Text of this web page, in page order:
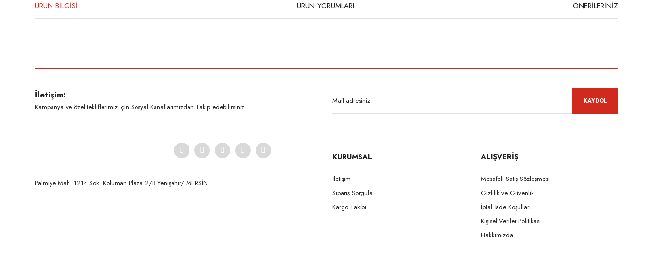
ÜRÜN BİLGİSİ ÜRÜN YORUMLARI ÖNERİLERİNİZ
Ürün açıklamasında eksik bilgiler bulunuyor.
Ürün bilgilerinde hatalar bulunuyor.
İletişim:
Kampanya ve özel tekliflerimiz için Sosyal Kanallarımızdan Takip edebilirsiniz
KAYDOL
Palmiye Mah. 1214 Sok. Koluman Plaza 2/B Yenişehir/ MERSİN.ㅤㅤㅤㅤㅤㅤㅤㅤㅤㅤㅤㅤㅤㅤㅤㅤㅤㅤㅤㅤㅤㅤㅤㅤㅤㅤㅤㅤㅤㅤㅤㅤㅤㅤㅤ ㅤㅤㅤㅤㅤㅤㅤㅤㅤㅤ
KURUMSAL
İletişim
Sipariş Sorgula
Kargo Takibi
ALIŞVERİŞ
Mesafeli Satış Sözleşmesi
Gizlilik ve Güvenlik
İptal İade Koşullari
Kişisel Veriler Politikası
Hakkımızda